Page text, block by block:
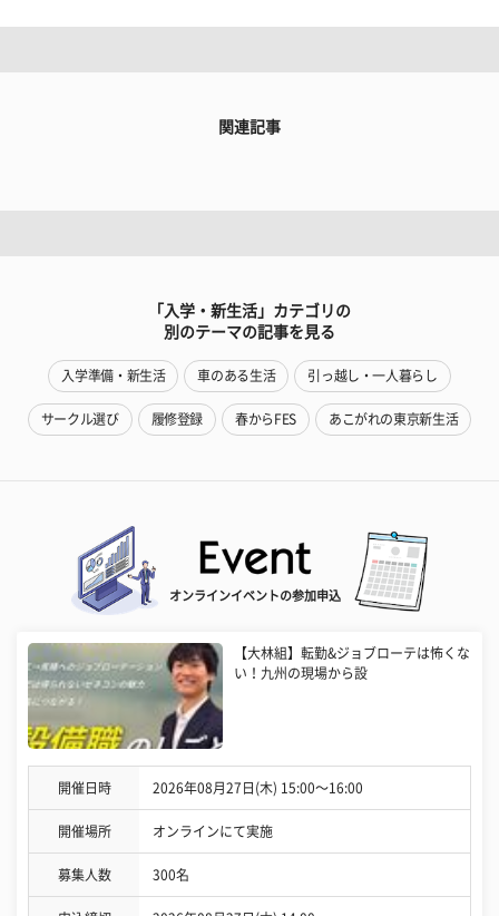
関連記事
「入学・新生活」カテゴリの
別のテーマの記事を見る
入学準備・新生活 車のある生活 引っ越し・一人暮らし
サークル選び 履修登録 春からFES あこがれの東京新生活
オンラインイベントの参加申込
【大林組】転勤&ジョブローテは怖くな
い！九州の現場から設
開催日時 2026年08月27日(木) 15:00〜16:00
開催場所 オンラインにて実施
募集人数 300名